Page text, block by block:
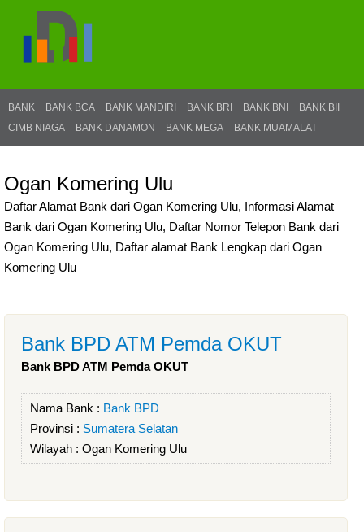
BANK BANK BCA BANK MANDIRI BANK BRI BANK BNI
BANK BII
CIMB NIAGA
BANK DANAMON BANK MEGA BANK MUAMALAT
Ogan Komering Ulu
Daftar Alamat Bank dari Ogan Komering Ulu, Informasi Alamat
Bank dari Ogan Komering Ulu, Daftar Nomor Telepon Bank dari
Ogan Komering Ulu, Daftar alamat Bank Lengkap dari Ogan
Komering Ulu
Bank BPD ATM Pemda OKUT
Bank BPD ATM Pemda OKUT
Nama Bank : Bank BPD
Provinsi : Sumatera Selatan
Wilayah : Ogan Komering Ulu